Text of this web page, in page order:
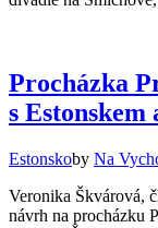
Procházka
s Estonskem
Estonskoby Na
Veronika Škvárová,
návrh na procházku